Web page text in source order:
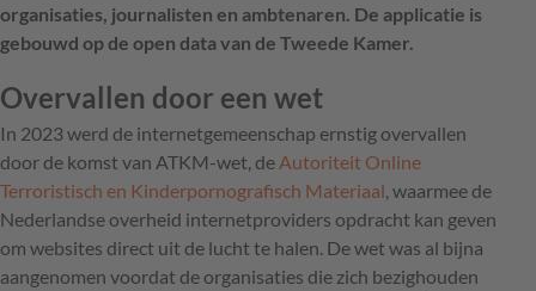
organisaties, journalisten en ambtenaren. De applicatie is
gebouwd op de open data van de Tweede Kamer.
Overvallen door een wet
In 2023 werd de internetgemeenschap ernstig overvallen
door de komst van ATKM-wet, de Autoriteit Online
Terroristisch en Kinderpornografisch Materiaal , waarmee de
Nederlandse overheid internetproviders opdracht kan geven
om websites direct uit de lucht te halen. De wet was al bijna
aangenomen voordat de organisaties die zich bezighouden